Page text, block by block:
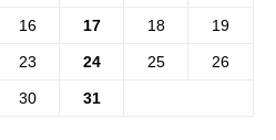
16 17 18 19
23 24 25 26
30
31